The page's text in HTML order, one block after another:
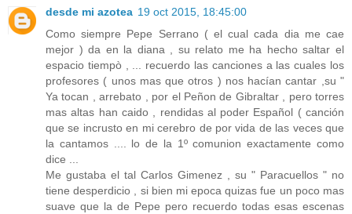
desde mi azotea 19 oct 2015, 18:45:00
Como siempre Pepe Serrano ( el cual cada dia me cae
mejor ) da en la diana , su relato me ha hecho saltar el
espacio tiempò , ... recuerdo las canciones a las cuales los
profesores ( unos mas que otros ) nos hacían cantar ,su "
Ya tocan , arrebato , por el Peñon de Gibraltar , pero torres
mas altas han caido , rendidas al poder Español ( canción
que se incrusto en mi cerebro de por vida de las veces que
la cantamos .... lo de la 1º comunion exactamente como
dice ...
Me gustaba el tal Carlos Gimenez , su " Paracuellos " no
tiene desperdicio , si bien mi epoca quizas fue un poco mas
suave que la de Pepe pero recuerdo todas esas escenas